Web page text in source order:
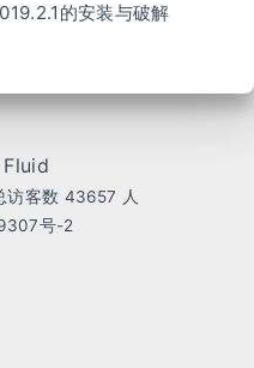
的安装与破解
Fluid
访客数 43657 人
号-2